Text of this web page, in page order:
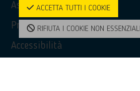
Assistenza
Privacy Policy
Accessibilità
ACCETTA TUTTI I COOKIE
RIFIUTA I COOKIE NON ESSENZIALI